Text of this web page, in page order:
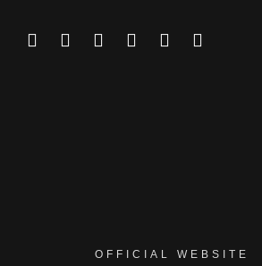
OFFICIAL WEBSITE